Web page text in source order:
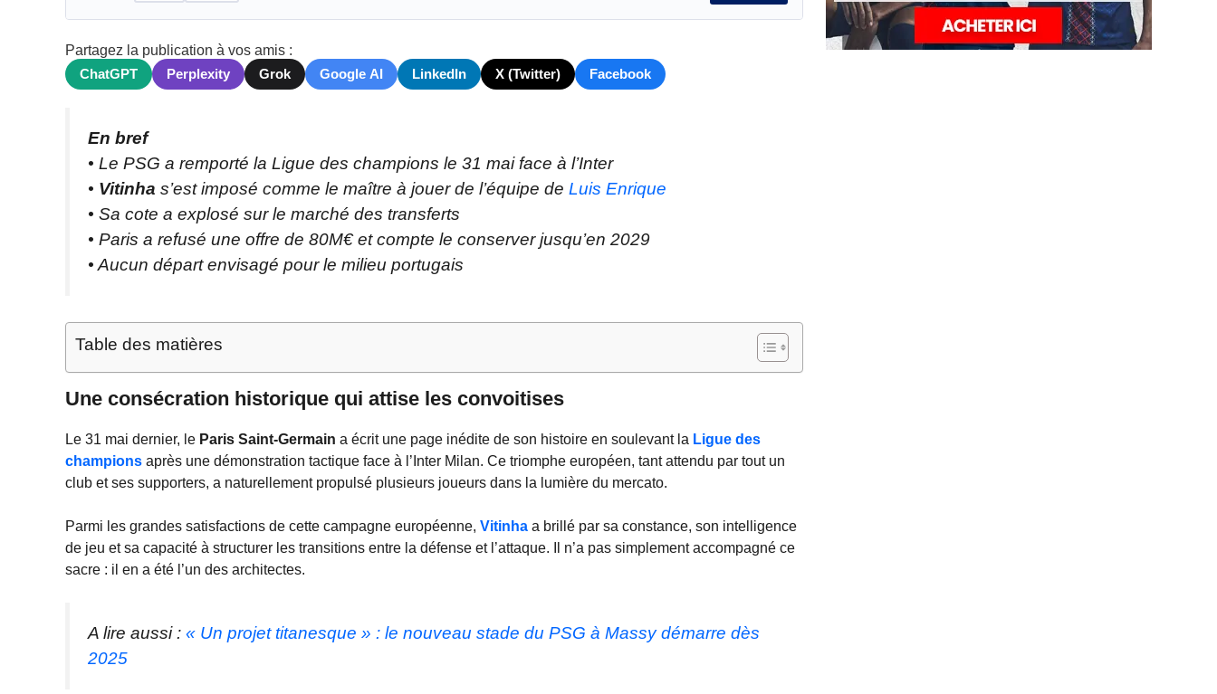
Partagez la publication à vos amis :
ChatGPT
Perplexity Grok Google AI LinkedIn X (Twitter) Facebook
En bref
• Le PSG a remporté la Ligue des champions le 31 mai face à l’Inter
• Vitinha s’est imposé comme le maître à jouer de l’équipe de Luis Enrique
• Sa cote a explosé sur le marché des transferts
• Paris a refusé une offre de 80M€ et compte le conserver jusqu’en 2029
• Aucun départ envisagé pour le milieu portugais
Table des matières
Une consécration historique qui attise les convoitises
Le 31 mai dernier, le Paris Saint-Germain a écrit une page inédite de son histoire en soulevant la Ligue des
champions après une démonstration tactique face à l’Inter Milan. Ce triomphe européen, tant attendu par tout un
club et ses supporters, a naturellement propulsé plusieurs joueurs dans la lumière du mercato.
Parmi les grandes satisfactions de cette campagne européenne, Vitinha a brillé par sa constance, son intelligence
de jeu et sa capacité à structurer les transitions entre la défense et l’attaque. Il n’a pas simplement accompagné ce
sacre : il en a été l’un des architectes.
A lire aussi : « Un projet titanesque » : le nouveau stade du PSG à Massy démarre dès
2025